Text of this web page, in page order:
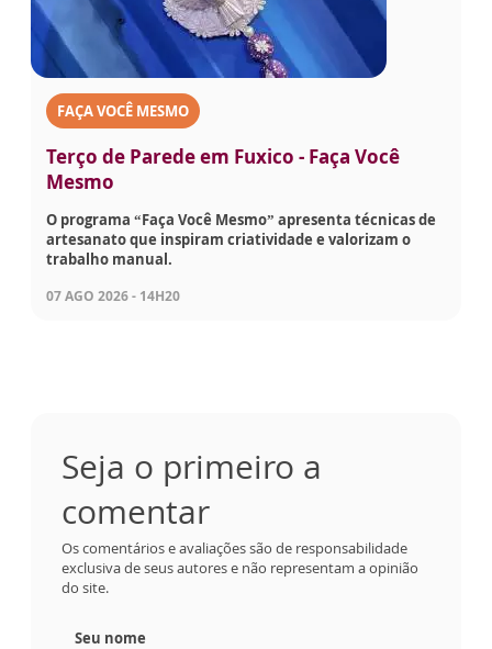
FAÇA VOCÊ MESMO
Terço de Parede em Fuxico - Faça Você
Mesmo
O programa “Faça Você Mesmo” apresenta técnicas de
artesanato que inspiram criatividade e valorizam o
trabalho manual.
07 AGO 2026 - 14H20
Seja o primeiro a
comentar
Os comentários e avaliações são de responsabilidade
exclusiva de seus autores e não representam a opinião
do site.
Seu nome